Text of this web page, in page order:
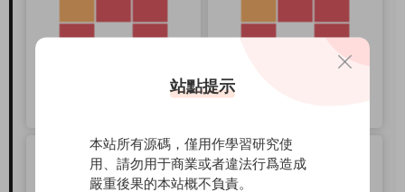
站點提示
本站所有源碼，僅用作學習研究使
用、請勿用于商業或者違法行爲造成
嚴重後果的本站概不負責。